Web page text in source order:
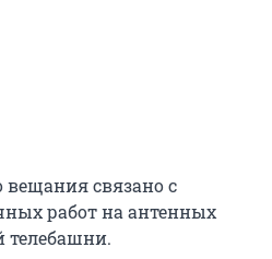
связано с
работ на антенных
телебашни.